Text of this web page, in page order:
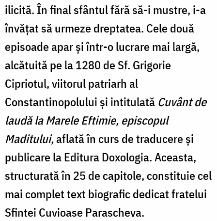
ilicită. În final sfântul fără să-i mustre, i-a
învățat să urmeze dreptatea. Cele două
episoade apar și într-o lucrare mai largă,
alcătuită pe la 1280 de Sf. Grigorie
Cipriotul, viitorul patriarh al
Constantinopolului și intitulată Cuvânt de
laudă la Marele Eftimie, episcopul
Maditului,aflată în curs de traducere și
publicare la Editura Doxologia. Aceasta,
structurată în 25 de capitole, constituie cel
mai complet text biografic dedicat fratelui
Sfintei Cuvioase Parascheva.